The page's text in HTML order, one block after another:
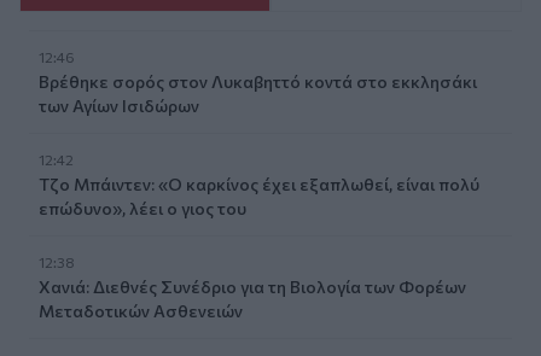
12:46
Βρέθηκε σορός στον Λυκαβηττό κοντά στο εκκλησάκι
των Αγίων Ισιδώρων
12:42
Τζο Μπάιντεν: «Ο καρκίνος έχει εξαπλωθεί, είναι πολύ
επώδυνο», λέει ο γιος του
12:38
Χανιά: Διεθνές Συνέδριο για τη Βιολογία των Φορέων
Μεταδοτικών Ασθενειών